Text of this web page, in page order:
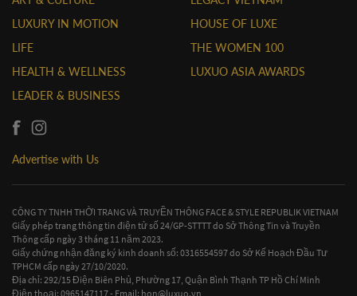
LUXURY IN MOTION
LIFE
HEALTH & WELLNESS
LEADER & BUSINESS
HOUSE OF LUXE
THE WOMEN 100
LUXUO ASIA AWARDS
Advertise with Us
CÔNG TY TNHH THỜI TRANG VÀ TRUYỀN THÔNG FACE & STYLE REPUBLIK VIETNAM
Giấy phép trang thông tin điện tử số 24/GP-STTTT do Sở Thông Tin và Truyền
Thông cấp ngày 3 tháng 11 năm 2023.
Giấy chứng nhận đăng ký kinh doanh số: 0316554597 do Sở Kế Hoạch Đầu Tư
TPHCM cấp ngày 27/10/2020.
Địa chỉ: 292/15 Điện Biên Phủ, Phường 17, Quận Bình Thạnh TP Hồ Chí Minh
Điện thoại: 0965147117 - Email: hon@luxuo.vn